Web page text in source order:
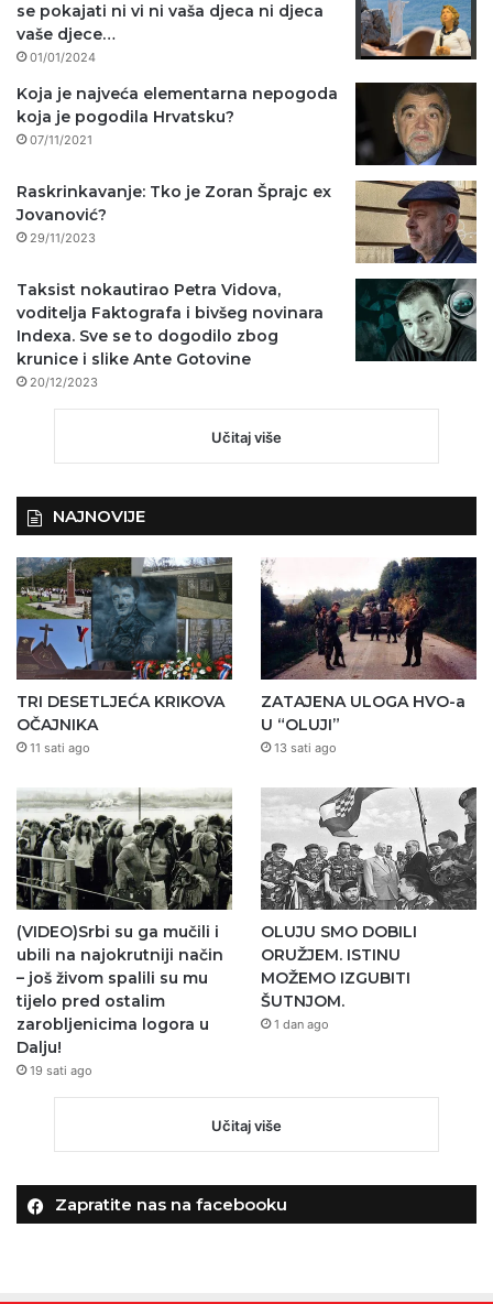
se pokajati ni vi ni vaša djeca ni djeca
vaše djece…
01/01/2024
Koja je najveća elementarna nepogoda
koja je pogodila Hrvatsku?
07/11/2021
Raskrinkavanje: Tko je Zoran Šprajc ex
Jovanović?
29/11/2023
Taksist nokautirao Petra Vidova,
voditelja Faktografa i bivšeg novinara
Indexa. Sve se to dogodilo zbog
krunice i slike Ante Gotovine
20/12/2023
Učitaj više
NAJNOVIJE
TRI DESETLJEĆA KRIKOVA
OČAJNIKA
11 sati ago
ZATAJENA ULOGA HVO-a
U “OLUJI”
13 sati ago
(VIDEO)Srbi su ga mučili i
ubili na najokrutniji način
– još živom spalili su mu
tijelo pred ostalim
zarobljenicima logora u
Dalju!
19 sati ago
OLUJU SMO DOBILI
ORUŽJEM. ISTINU
MOŽEMO IZGUBITI
ŠUTNJOM.
1 dan ago
Učitaj više
Zapratite nas na facebooku